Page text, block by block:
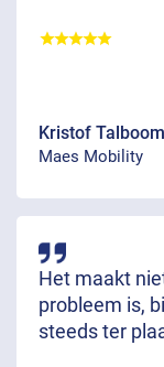
Kristof Talboom
Maes Mobility
Het maakt
probleem is,
steeds ter